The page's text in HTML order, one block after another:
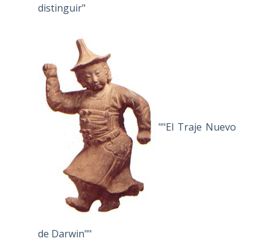
distinguir"
""El Traje Nuevo
de Darwin""